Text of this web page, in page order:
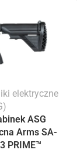
elektryczne
ASG
Arms SA-
PRIME™